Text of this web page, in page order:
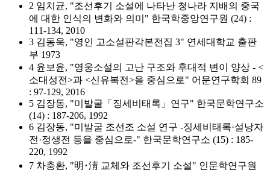
2 임치균, "조선후기 소설에 나타난 청나라 지배의 중국
에 대한 인식의 변화와 의미" 한국학중앙연구원 (24) :
111-134, 2010
3 김동욱, "영인 고소설판각본전집 3" 연세대학교 출판
부 1973
4 윤보윤, "영웅소설의 고난 구조와 후대적 변이 양상 - <
소대성전>과 <신유복전>을 중심으로" 어문연구학회 89
: 97-129, 2016
5 김장동, "미발굴「징세비태록」연구" 한국문학연구소
(14) : 187-206, 1992
6 김장동, "미발굴 조선조 소설 연구 -징세비태록·설낭자
전·정생전 등을 중심으로-" 한국문학연구소 (15) : 185-
220, 1992
7 차충환, "明･淸 교체와 조선후기 소설" 인문학연구원